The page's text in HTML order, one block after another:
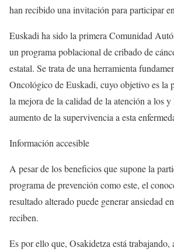
han recibido una invitación para participar
Euskadi ha sido la primera Comunidad
un programa poblacional de cribado de
estatal. Se trata de una herramienta
Oncológico de Euskadi, cuyo objetivo es la
la mejora de la calidad de la atención a los y
aumento de la supervivencia a esta
Información accesible
A pesar de los beneficios que supone la
programa de prevención como este, el
resultado alterado puede generar ansiedad
reciben.
Es por ello que, Osakidetza está trabajando,